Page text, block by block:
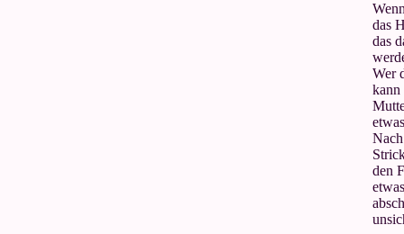
das
das
Wer
kann
den